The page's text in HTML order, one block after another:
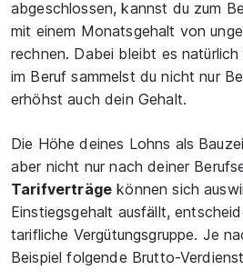
abgeschlossen, kannst du zum
mit einem Monatsgehalt von
rechnen. Dabei bleibt es
im Beruf sammelst du nicht nur
erhöhst auch dein Gehalt.
Die Höhe deines Lohns als
aber nicht nur nach deiner
Tarifverträge können sich
Einstiegsgehalt ausfällt,
tarifliche Vergütungsgruppe. Je
Beispiel folgende Brutto-